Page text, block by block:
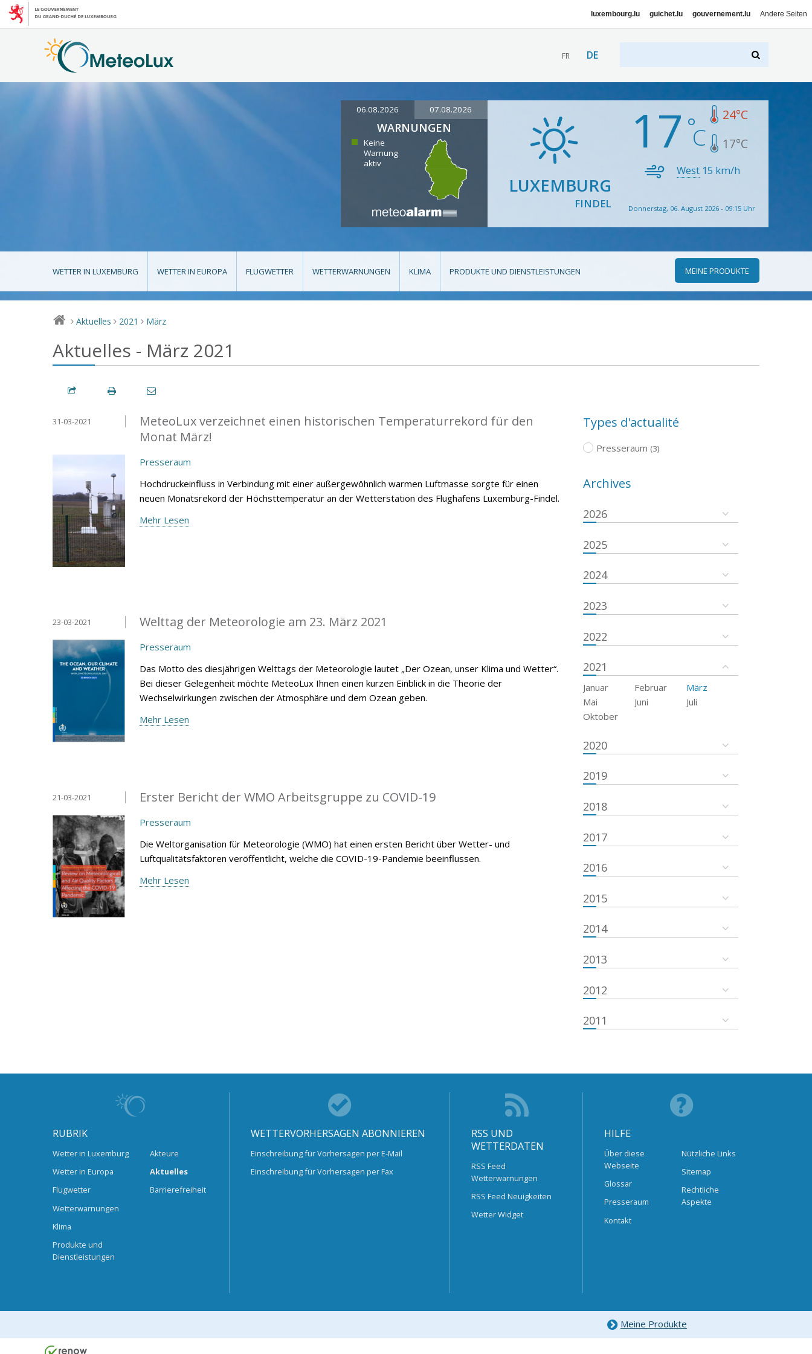
luxembourg.lu guichet.lu gouvernement.lu Andere Seiten
FR DE
06.08.2026 07.08.2026
WARNUNGEN
Keine
Warnung
aktiv
LUXEMBURG
FINDEL
17 24°C
17°C
West 15 km/h
Donnerstag, 06. August 2026 - 09:15 Uhr
WETTER IN LUXEMBURG WETTER IN EUROPA FLUGWETTER WETTERWARNUNGEN KLIMA PRODUKTE UND DIENSTLEISTUNGEN MEINE PRODUKTE
> Aktuelles > 2021 > März
Aktuelles - März 2021
MeteoLux verzeichnet einen historischen Temperaturrekord für den
Monat März!
31-03-2021
Presseraum
Hochdruckeinfluss in Verbindung mit einer außergewöhnlich warmen Luftmasse sorgte für einen
neuen Monatsrekord der Höchsttemperatur an der Wetterstation des Flughafens Luxemburg-Findel.
Mehr Lesen
Welttag der Meteorologie am 23. März 2021
23-03-2021
Presseraum
Das Motto des diesjährigen Welttags der Meteorologie lautet „Der Ozean, unser Klima und Wetter“.
Bei dieser Gelegenheit möchte MeteoLux Ihnen einen kurzen Einblick in die Theorie der
Wechselwirkungen zwischen der Atmosphäre und dem Ozean geben.
Mehr Lesen
Erster Bericht der WMO Arbeitsgruppe zu COVID-19
21-03-2021
Presseraum
Die Weltorganisation für Meteorologie (WMO) hat einen ersten Bericht über Wetter- und
Luftqualitätsfaktoren veröffentlicht, welche die COVID-19-Pandemie beeinflussen.
Mehr Lesen
Types d'actualité
Presseraum (3)
Archives
2026
2025
2024
2023
2022
2021
Januar Februar
März
Mai
Juni
Juli
Oktober
2020
2019
2018
2017
2016
2015
2014
2013
2012
2011
RUBRIK
Wetter in Luxemburg
Wetter in Europa
Flugwetter
Wetterwarnungen
Klima
Produkte und
Dienstleistungen
Akteure
Aktuelles
Barrierefreiheit
WETTERVORHERSAGEN ABONNIEREN
Einschreibung für Vorhersagen per E-Mail
Einschreibung für Vorhersagen per Fax
RSS UND
WETTERDATEN
RSS Feed
Wetterwarnungen
RSS Feed Neuigkeiten
Wetter Widget
HILFE
Über diese
Webseite
Glossar
Presseraum
Kontakt
Nützliche Links
Sitemap
Rechtliche
Aspekte
Meine Produkte